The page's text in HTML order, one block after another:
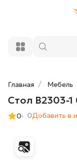
Главная Мебель
Стол B2303-
0 0Добавить в
Стол